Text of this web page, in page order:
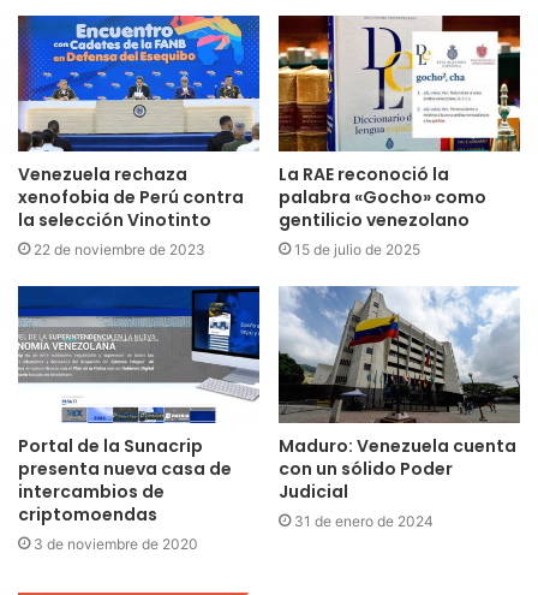
Venezuela rechaza
xenofobia de Perú contra
la selección Vinotinto
22 de noviembre de 2023
La RAE reconoció la
palabra «Gocho» como
gentilicio venezolano
15 de julio de 2025
Portal de la Sunacrip
presenta nueva casa de
intercambios de
criptomoendas
3 de noviembre de 2020
Maduro: Venezuela cuenta
con un sólido Poder
Judicial
31 de enero de 2024